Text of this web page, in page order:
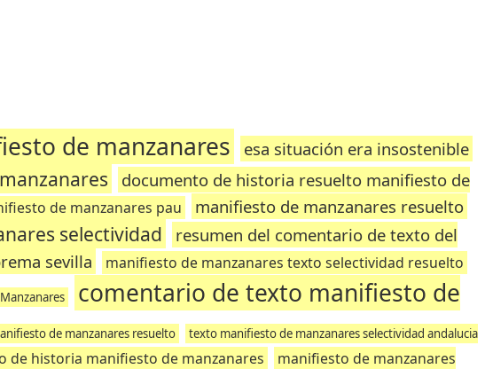
de manzanares esa situación era insostenible
documento de historia resuelto manifiesto de
de manzanares pau manifiesto de manzanares resuelto
selectividad
resumen del comentario de texto del
sevilla
manifiesto de manzanares texto selectividad resuelto
comentario de texto manifiesto de
de manzanares resuelto
texto manifiesto de manzanares selectividad andalucia
de historia manifiesto de manzanares
manifiesto de manzanares